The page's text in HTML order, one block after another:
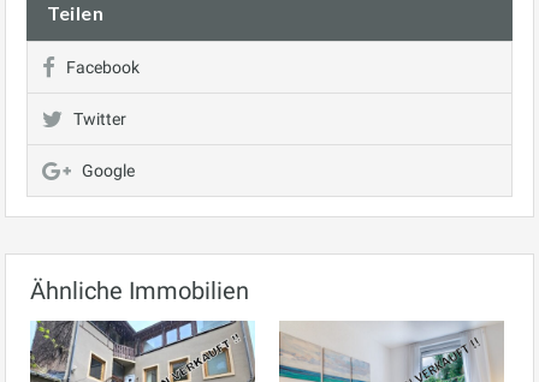
Teilen
Facebook
Twitter
Google
Ähnliche Immobilien